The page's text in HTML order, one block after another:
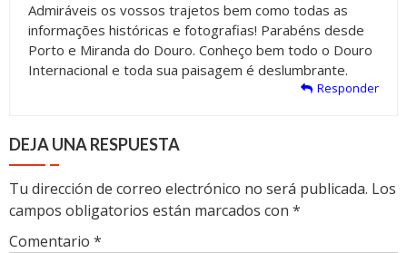
Admiráveis os vossos trajetos bem como todas as
informações históricas e fotografias! Parabéns desde
Porto e Miranda do Douro. Conheço bem todo o Douro
Internacional e toda sua paisagem é deslumbrante.
Responder
DEJA UNA RESPUESTA
Tu dirección de correo electrónico no será publicada. Los
campos obligatorios están marcados con *
Comentario *